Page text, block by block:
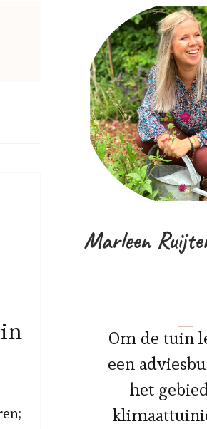
Marleen
Om de tuin
een
het